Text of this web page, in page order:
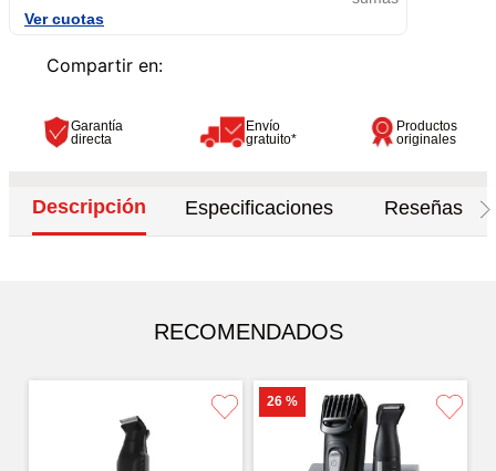
Ver cuotas
Garantía
directa
Envío
gratuito*
Productos
originales
Descripción Especificaciones Reseñas
RECOMENDADOS
26 %